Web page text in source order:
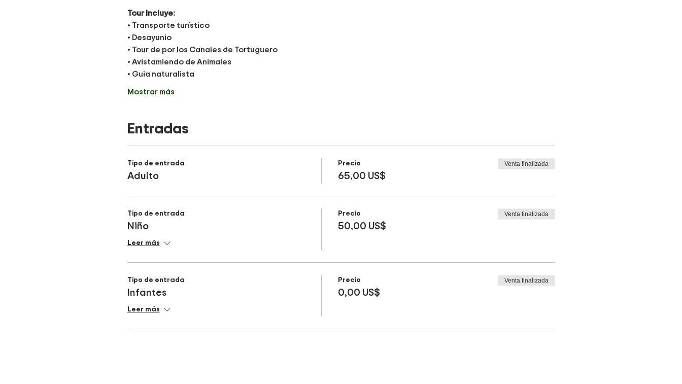
Tour Incluye:
• Transporte turístico
• Desayunio
• Tour de por los Canales de Tortuguero
• Avistamiendo de Animales
• Guia naturalista
Mostrar más
Entradas
Tipo de entrada
Adulto
Precio
65,00 US$
Venta finalizada
Tipo de entrada
Niño
Leer más
Precio
50,00 US$
Venta finalizada
Tipo de entrada
Infantes
Leer más
Precio
0,00 US$
Venta finalizada